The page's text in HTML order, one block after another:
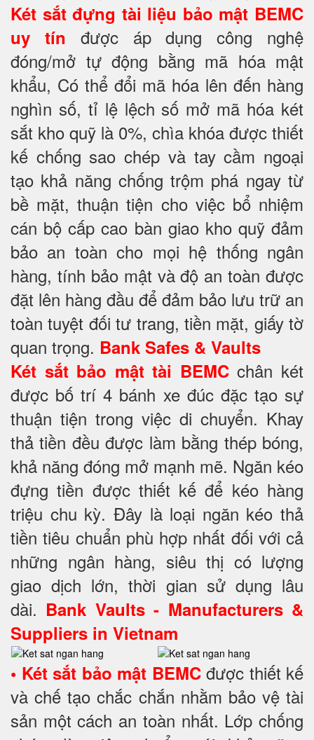
Két sắt đựng tài liệu bảo mật BEMC
uy tín được áp dụng công nghệ
đóng/mở tự động bằng mã hóa mật
khẩu, Có thể đổi mã hóa lên đến hàng
nghìn số, tỉ lệ lệch số mở mã hóa két
sắt kho quỹ là 0%, chìa khóa được thiết
kế chống sao chép và tay cầm ngoại
tạo khả năng chống trộm phá ngay từ
bề mặt, thuận tiện cho việc bổ nhiệm
cán bộ cấp cao bàn giao kho quỹ đảm
bảo an toàn cho mọi hệ thống ngân
hàng, tính bảo mật và độ an toàn được
đặt lên hàng đầu để đảm bảo lưu trữ an
toàn tuyệt đối tư trang, tiền mặt, giấy tờ
quan trọng. Bank Safes & Vaults
Két sắt bảo mật tài BEMCchân két
được bố trí 4 bánh xe đúc đặc tạo sự
thuận tiện trong việc di chuyển. Khay
thả tiền đều được làm bằng thép bóng,
khả năng đóng mở mạnh mẽ. Ngăn kéo
đựng tiền được thiết kế để kéo hàng
triệu chu kỳ. Đây là loại ngăn kéo thả
tiền tiêu chuẩn phù hợp nhất đối với cả
những ngân hàng, siêu thị có lượng
giao dịch lớn, thời gian sử dụng lâu
dài. Bank Vaults - Manufacturers &
Suppliers in Vietnam
• Két sắt bảo mật BEMCđược thiết kế
và chế tạo chắc chắn nhằm bảo vệ tài
sản một cách an toàn nhất. Lớp chống